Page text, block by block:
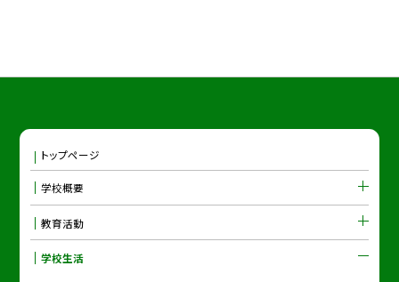
トップページ
学校概要
教育活動
学校生活